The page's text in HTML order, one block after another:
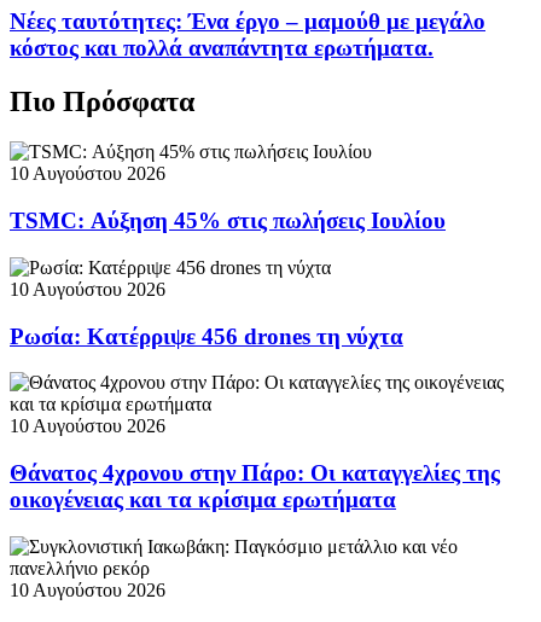
Νέες ταυτότητες: Ένα έργο – μαμούθ με μεγάλο
κόστος και πολλά αναπάντητα ερωτήματα.
Πιο Πρόσφατα
10 Αυγούστου 2026
TSMC: Αύξηση 45% στις πωλήσεις Ιουλίου
10 Αυγούστου 2026
Ρωσία: Κατέρριψε 456 drones τη νύχτα
10 Αυγούστου 2026
Θάνατος 4χρονου στην Πάρο: Οι καταγγελίες της
οικογένειας και τα κρίσιμα ερωτήματα
10 Αυγούστου 2026